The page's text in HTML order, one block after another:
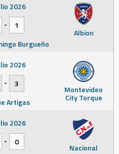
Albion
2026
-
1
Burgueño
Montevideo
City Torque
2026
-
3
Artigas
Nacional
2026
-
0